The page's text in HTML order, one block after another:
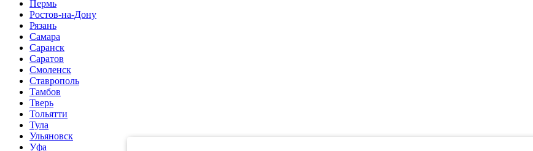
Пермь
Ростов-на-Дону
Рязань
Самара
Саранск
Саратов
Смоленск
Ставрополь
Тамбов
Тверь
Тольятти
Тула
Ульяновск
Уфа